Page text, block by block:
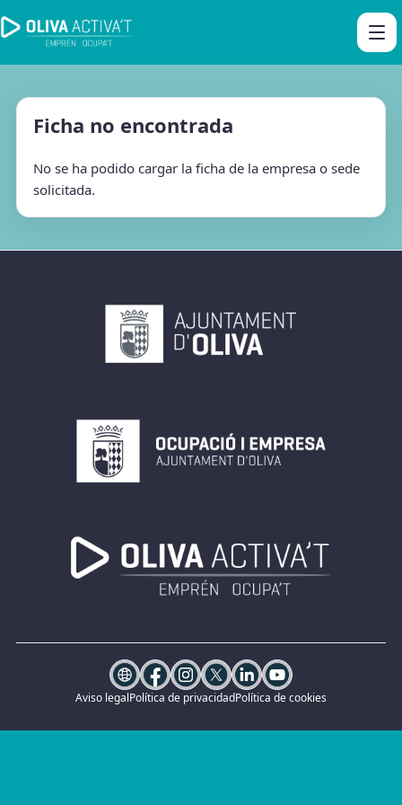
Ficha no encontrada
No se ha podido cargar la ficha de la empresa o sede
solicitada.
Aviso legalPolítica de privacidadPolítica de cookies